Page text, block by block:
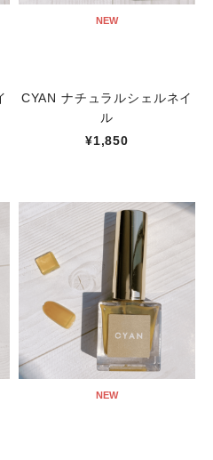
NEW
CYAN ナチュラルシェルネイ
ル
¥1,850
NEW